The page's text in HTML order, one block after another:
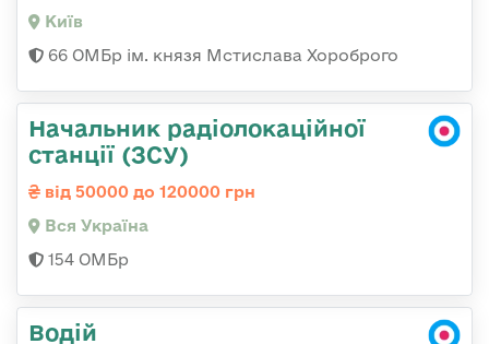
Київ
66 ОМБр ім. князя Мстислава Хороброго
Начальник радіолокаційної
станції (ЗСУ)
від 50000 до 120000 грн
Вся Україна
154 ОМБр
Водій